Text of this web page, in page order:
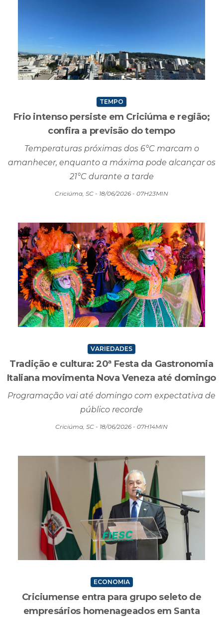
TEMPO
Frio intenso persiste em Criciúma e região;
confira a previsão do tempo
Temperaturas próximas dos 6°C marcam o
amanhecer, enquanto a máxima pode alcançar os
21°C durante a tarde
Criciúma, SC - 18/06/2026 - 07H23MIN
VARIEDADES
Tradição e cultura: 20ª Festa da Gastronomia
Italiana movimenta Nova Veneza até domingo
Programação vai até domingo com expectativa de
público recorde
Criciúma, SC - 18/06/2026 - 07H14MIN
ECONOMIA
Criciumense entra para grupo seleto de
empresários homenageados em Santa